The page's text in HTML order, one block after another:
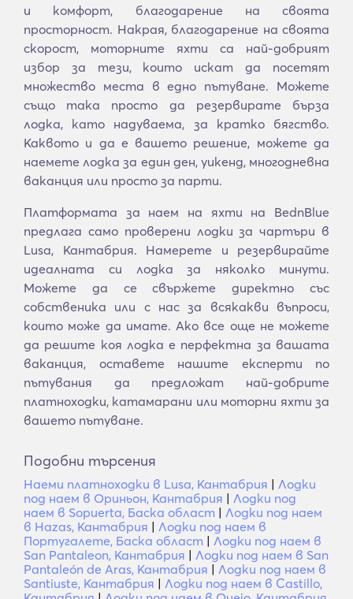
и комфорт, благодарение на своята
просторност. Накрая, благодарение на своята
скорост, моторните яхти са най-добрият
избор за тези, които искат да посетят
множество места в едно пътуване. Можете
също така просто да резервирате бърза
лодка, като надуваема, за кратко бягство.
Каквото и да е вашето решение, можете да
наемете лодка за един ден, уикенд, многодневна
ваканция или просто за парти.
Платформата за наем на яхти на BednBlue
предлага само проверени лодки за чартъри в
Lusa, Кантабрия. Намерете и резервирайте
идеалната си лодка за няколко минути.
Можете да се свържете директно със
собственика или с нас за всякакви въпроси,
които може да имате. Ако все още не можете
да решите коя лодка е перфектна за вашата
ваканция, оставете нашите експерти по
пътувания да предложат най-добрите
платноходки, катамарани или моторни яхти за
вашето пътуване.
Подобни търсения
Наеми платноходки в Lusa, Кантабрия | Лодки
под наем в Ориньон, Кантабрия | Лодки под
наем в Sopuerta, Баска област | Лодки под наем
в Hazas, Кантабрия | Лодки под наем в
Португалете, Баска област | Лодки под наем в
San Pantaleon, Кантабрия | Лодки под наем в San
Pantaleón de Aras, Кантабрия | Лодки под наем в
Santiuste, Кантабрия | Лодки под наем в Castillo,